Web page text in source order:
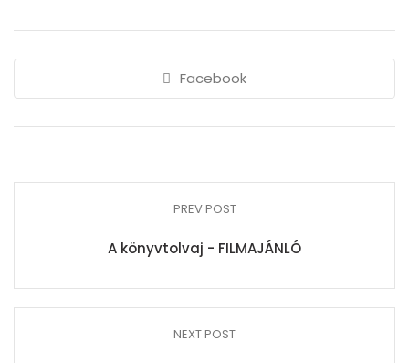
Facebook
PREV POST
A könyvtolvaj - FILMAJÁNLÓ
NEXT POST